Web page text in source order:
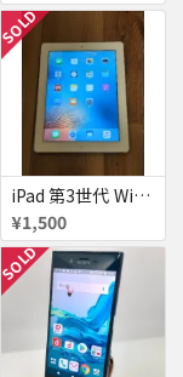
SOLD
iPad 第3世代 WiFiモデル 16GB A1416
¥1,500
SOLD